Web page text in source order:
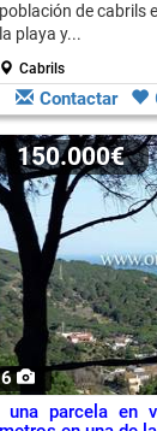
población de cabrils
la playa y...
Cabrils
Contactar
6
150.000€
una parcela en